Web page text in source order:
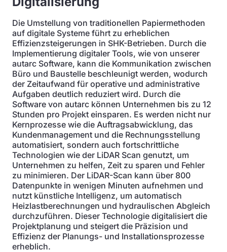
Die Umstellung von traditionellen Papiermethoden
auf digitale Systeme führt zu erheblichen
Effizienzsteigerungen in SHK-Betrieben. Durch die
Implementierung digitaler Tools, wie von unserer
autarc Software, kann die Kommunikation zwischen
Büro und Baustelle beschleunigt werden, wodurch
der Zeitaufwand für operative und administrative
Aufgaben deutlich reduziert wird. Durch die
Software von autarc können Unternehmen bis zu 12
Stunden pro Projekt einsparen. Es werden nicht nur
Kernprozesse wie die Auftragsabwicklung, das
Kundenmanagement und die Rechnungsstellung
automatisiert, sondern auch fortschrittliche
Technologien wie der LiDAR Scan genutzt, um
Unternehmen zu helfen, Zeit zu sparen und Fehler
zu minimieren. Der LiDAR-Scan kann über 800
Datenpunkte in wenigen Minuten aufnehmen und
nutzt künstliche Intelligenz, um automatisch
Heizlastberechnungen und hydraulischen Abgleich
durchzuführen. Dieser Technologie digitalisiert die
Projektplanung und steigert die Präzision und
Effizienz der Planungs- und Installationsprozesse
erheblich.